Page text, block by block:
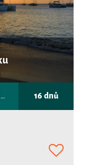
Grenada, Barbados, Svatý Vincenc a Grenadiny 16 dnů